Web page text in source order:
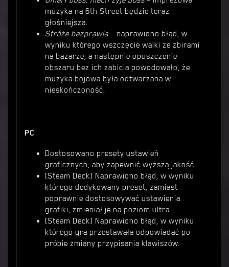
muzyka na 6th Street będzie teraz
głośniejsza.
Stróże bezprawia – naprawiono błąd, w
wyniku którego wszczęcie walki ze zbirami
na bazarze, a następnie opuszczenie
obszaru bez ich zabicia powodowało, że
muzyka bojowa była odtwarzana w
nieskończoność.
PC
Dostosowano presety ustawień
graficznych, aby zapewnić wyższą jakość.
[Steam Deck] Naprawiono błąd, w wyniku
którego dedykowany preset, zamiast
poprawnie dostosowywać ustawienia
grafiki, zmieniał je na poziom ultra.
[Steam Deck] Naprawiono błąd, w wyniku
którego gra przestawała odpowiadać po
próbie zmiany przypisania klawiszów.